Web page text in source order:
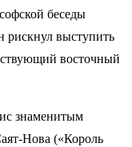
беседы
выступить
восточный
знаменитым
Нова («Король